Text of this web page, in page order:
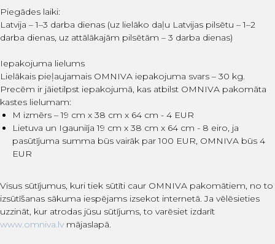
Piegādes laiki:
Latvija – 1–3 darba dienas (uz lielāko daļu Latvijas pilsētu – 1–2
darba dienas, uz attālākajām pilsētām – 3 darba dienas)
Iepakojuma lielums
Lielākais pieļaujamais OMNIVA iepakojuma svars – 30 kg.
Precēm ir jāietilpst iepakojumā, kas atbilst OMNIVA pakomāta
kastes lielumam:
M izmērs – 19 cm x 38 cm x 64 cm - 4 EUR
Lietuva un Igauniīja 19 cm x 38 cm x 64 cm - 8 eiro, ja
pasūtījuma summa būs vairāk par 100 EUR, OMNIVA būs 4
EUR
Visus sūtījumus, kuri tiek sūtīti caur OMNIVA pakomātiem, no to
izsūtīšanas sākuma iespējams izsekot internetā. Ja vēlēsieties
uzzināt, kur atrodas jūsu sūtījums, to varēsiet izdarīt
www.omniva.lv mājaslapā.